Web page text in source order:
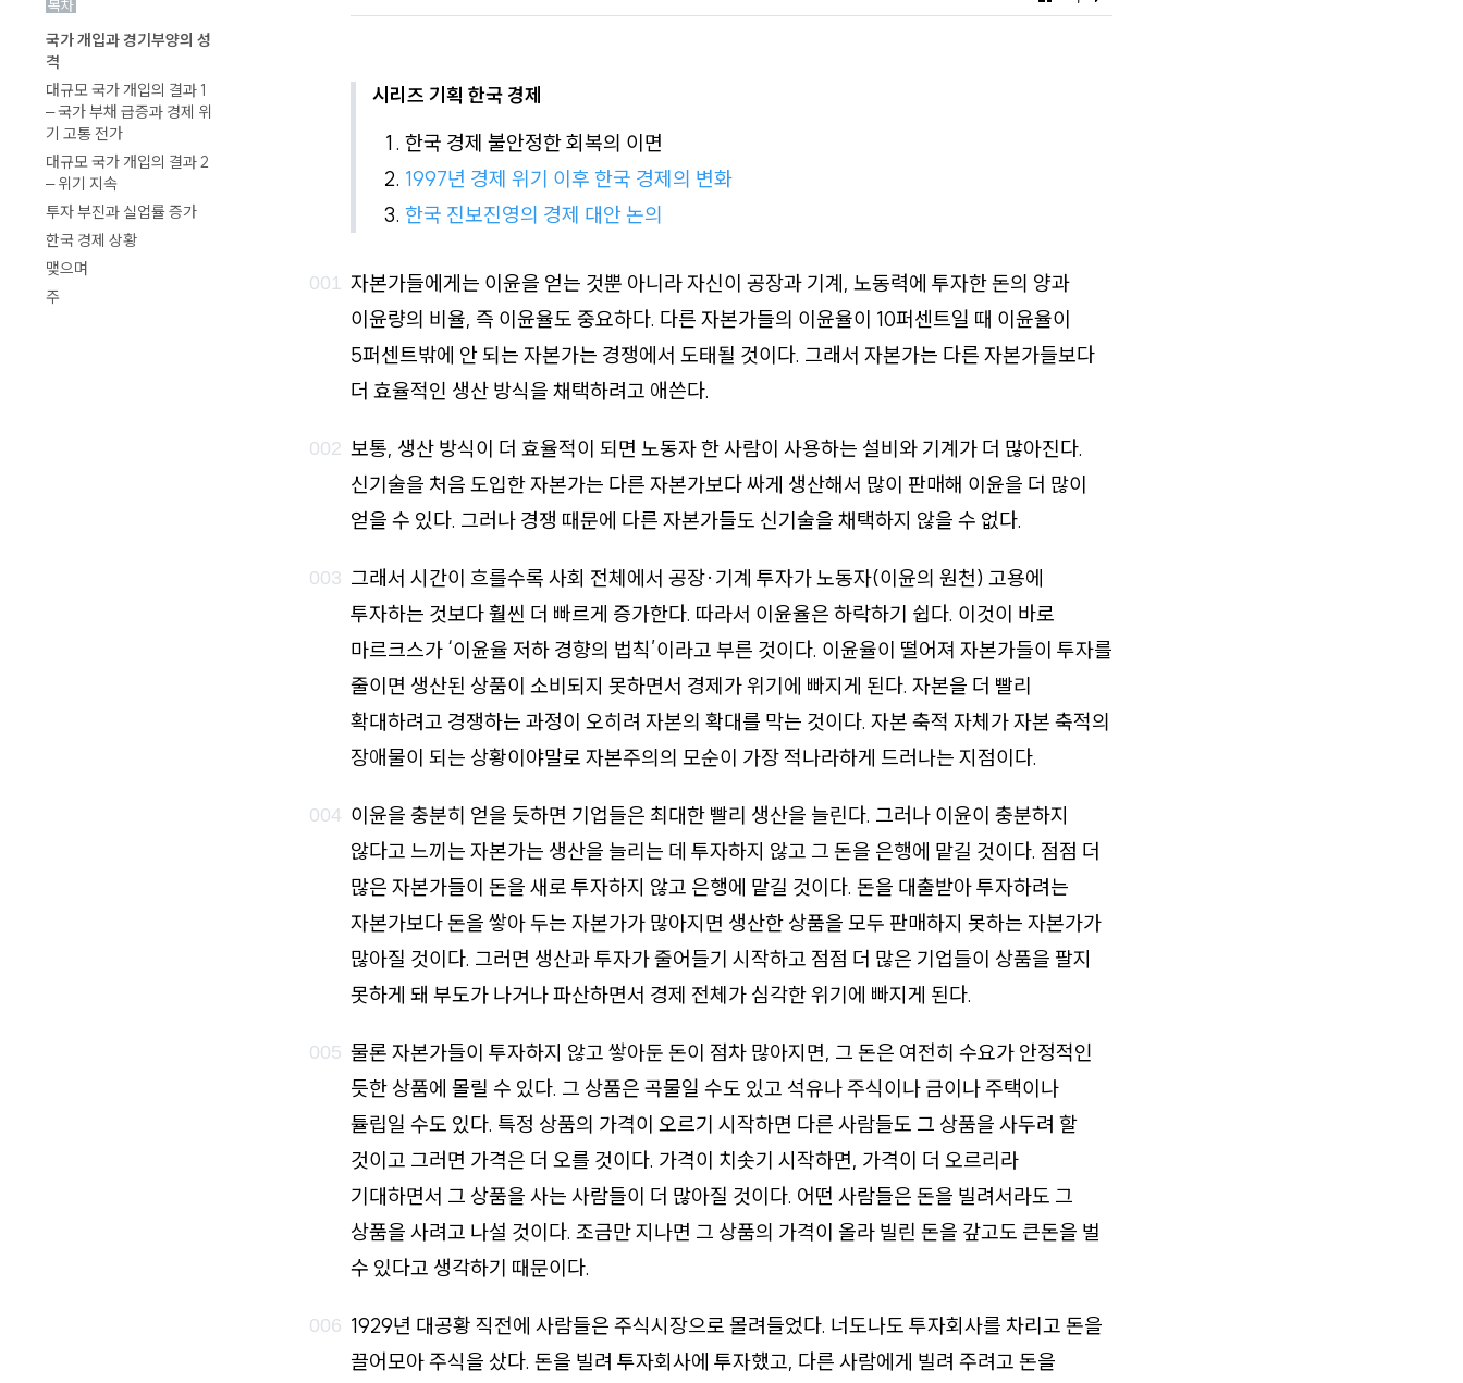
목차
국가 개입과 경기부양의 성
격
대규모 국가 개입의 결과 1
– 국가 부채 급증과 경제 위
기 고통 전가
대규모 국가 개입의 결과 2
– 위기 지속
투자 부진과 실업률 증가
한국 경제 상황
맺으며
주
시리즈 기획 한국 경제
한국 경제 불안정한 회복의 이면
1997년 경제 위기 이후 한국 경제의 변화
한국 진보진영의 경제 대안 논의
자본가들에게는 이윤을 얻는 것뿐 아니라 자신이 공장과 기계, 노동력에 투자한 돈의 양과
이윤량의 비율, 즉 이윤율도 중요하다. 다른 자본가들의 이윤율이 10퍼센트일 때 이윤율이
5퍼센트밖에 안 되는 자본가는 경쟁에서 도태될 것이다. 그래서 자본가는 다른 자본가들보다
더 효율적인 생산 방식을 채택하려고 애쓴다.
보통, 생산 방식이 더 효율적이 되면 노동자 한 사람이 사용하는 설비와 기계가 더 많아진다.
신기술을 처음 도입한 자본가는 다른 자본가보다 싸게 생산해서 많이 판매해 이윤을 더 많이
얻을 수 있다. 그러나 경쟁 때문에 다른 자본가들도 신기술을 채택하지 않을 수 없다.
그래서 시간이 흐를수록 사회 전체에서 공장·기계 투자가 노동자(이윤의 원천) 고용에
투자하는 것보다 훨씬 더 빠르게 증가한다. 따라서 이윤율은 하락하기 쉽다. 이것이 바로
마르크스가 ‘이윤율 저하 경향의 법칙’이라고 부른 것이다. 이윤율이 떨어져 자본가들이 투자를
줄이면 생산된 상품이 소비되지 못하면서 경제가 위기에 빠지게 된다. 자본을 더 빨리
확대하려고 경쟁하는 과정이 오히려 자본의 확대를 막는 것이다. 자본 축적 자체가 자본 축적의
장애물이 되는 상황이야말로 자본주의의 모순이 가장 적나라하게 드러나는 지점이다.
이윤을 충분히 얻을 듯하면 기업들은 최대한 빨리 생산을 늘린다. 그러나 이윤이 충분하지
않다고 느끼는 자본가는 생산을 늘리는 데 투자하지 않고 그 돈을 은행에 맡길 것이다. 점점 더
많은 자본가들이 돈을 새로 투자하지 않고 은행에 맡길 것이다. 돈을 대출받아 투자하려는
자본가보다 돈을 쌓아 두는 자본가가 많아지면 생산한 상품을 모두 판매하지 못하는 자본가가
많아질 것이다. 그러면 생산과 투자가 줄어들기 시작하고 점점 더 많은 기업들이 상품을 팔지
못하게 돼 부도가 나거나 파산하면서 경제 전체가 심각한 위기에 빠지게 된다.
물론 자본가들이 투자하지 않고 쌓아둔 돈이 점차 많아지면, 그 돈은 여전히 수요가 안정적인
듯한 상품에 몰릴 수 있다. 그 상품은 곡물일 수도 있고 석유나 주식이나 금이나 주택이나
튤립일 수도 있다. 특정 상품의 가격이 오르기 시작하면 다른 사람들도 그 상품을 사두려 할
것이고 그러면 가격은 더 오를 것이다. 가격이 치솟기 시작하면, 가격이 더 오르리라
기대하면서 그 상품을 사는 사람들이 더 많아질 것이다. 어떤 사람들은 돈을 빌려서라도 그
상품을 사려고 나설 것이다. 조금만 지나면 그 상품의 가격이 올라 빌린 돈을 갚고도 큰돈을 벌
수 있다고 생각하기 때문이다.
1929년 대공황 직전에 사람들은 주식시장으로 몰려들었다. 너도나도 투자회사를 차리고 돈을
끌어모아 주식을 샀다. 돈을 빌려 투자회사에 투자했고, 다른 사람에게 빌려 주려고 돈을